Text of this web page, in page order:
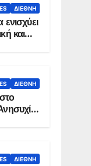
ΔΙΕΘΝΉ
ενισχύει
και
ΔΙΕΘΝΉ
ΔΙΕΘΝΉ